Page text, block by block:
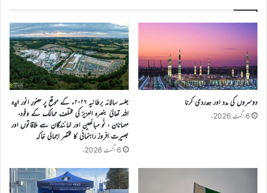
دوسروں کی مدد اور ہمدردی کرنا
6 اگست 2026ء
جلسہ سالانہ برطانیہ ۲۰۲۶ء کے موقع پر حضورِ انور ایّدہ
الله تعالیٰ بنصرہ العزیز کی مختلف ممالک کے وفود،
مہمانان ، نَو مبائعین اور نمائندگان سے ملاقاتوں اور
بصیرت افروز راہنمائی کا مختصر اجمالی خاکہ
6 اگست 2026ء